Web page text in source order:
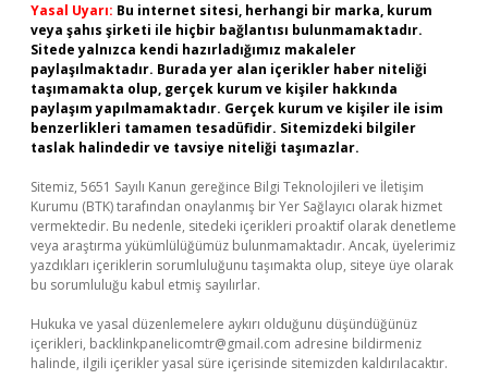
Yasal Uyarı: Bu internet sitesi, herhangi bir marka, kurum
veya şahıs şirketi ile hiçbir bağlantısı bulunmamaktadır.
Sitede yalnızca kendi hazırladığımız makaleler
paylaşılmaktadır. Burada yer alan içerikler haber niteliği
taşımamakta olup, gerçek kurum ve kişiler hakkında
paylaşım yapılmamaktadır. Gerçek kurum ve kişiler ile isim
benzerlikleri tamamen tesadüfidir. Sitemizdeki bilgiler
taslak halindedir ve tavsiye niteliği taşımazlar.
Sitemiz, 5651 Sayılı Kanun gereğince Bilgi Teknolojileri ve İletişim
Kurumu (BTK) tarafından onaylanmış bir Yer Sağlayıcı olarak hizmet
vermektedir. Bu nedenle, sitedeki içerikleri proaktif olarak denetleme
veya araştırma yükümlülüğümüz bulunmamaktadır. Ancak, üyelerimiz
yazdıkları içeriklerin sorumluluğunu taşımakta olup, siteye üye olarak
bu sorumluluğu kabul etmiş sayılırlar.
Hukuka ve yasal düzenlemelere aykırı olduğunu düşündüğünüz
içerikleri, backlinkpanelicomtr@gmail.com adresine bildirmeniz
halinde, ilgili içerikler yasal süre içerisinde sitemizden kaldırılacaktır.